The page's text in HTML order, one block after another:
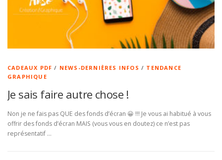
CADEAUX PDF / NEWS-DERNIÈRES INFOS / TENDANCE
GRAPHIQUE
Je sais faire autre chose !
Non je ne fais pas QUE des fonds d’écran 😀 !!! Je vous ai habitué à vous
offrir des fonds d’écran MAIS (vous vous en doutez) ce n’est pas
représentatif …